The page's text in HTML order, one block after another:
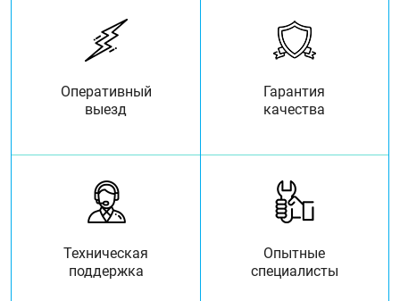
Оперативный
выезд
Гарантия
качества
Техническая
поддержка
Опытные
специалисты